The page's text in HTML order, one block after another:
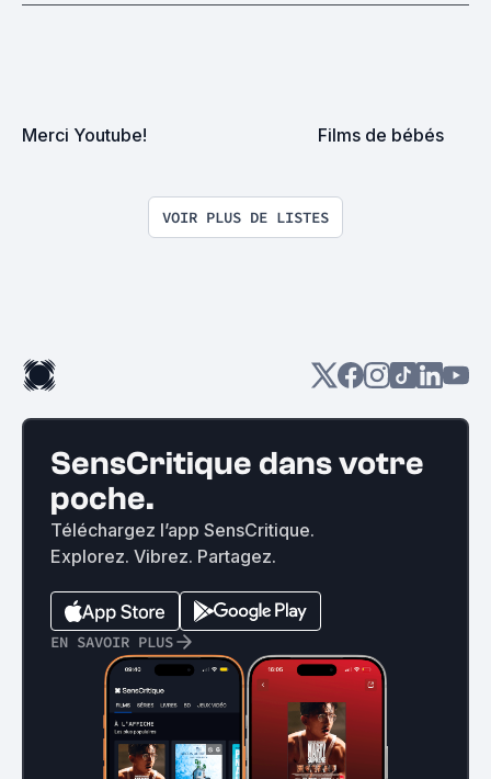
Merci Youtube! Films de bébés
VOIR PLUS DE LISTES
SensCritique dans votre
poche.
Téléchargez l’app SensCritique.
Explorez. Vibrez. Partagez.
EN SAVOIR PLUS